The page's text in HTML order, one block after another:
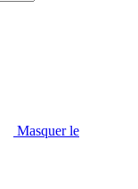
Masquer le